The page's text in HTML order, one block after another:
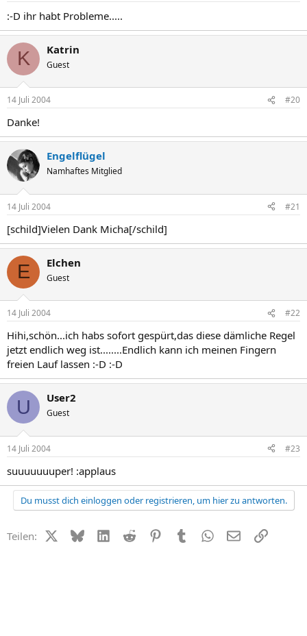
:-D ihr habt Probleme.....
K Katrin
Guest
14 Juli 2004 #20
Danke!
Engelflügel
Namhaftes Mitglied
14 Juli 2004 #21
[schild]Vielen Dank Micha[/schild]
E Elchen
Guest
14 Juli 2004 #22
Hihi,schön...ich habs sofort gespürt,das diese dämliche Regel
jetzt endlich weg ist........Endlich kann ich meinen Fingern
freien Lauf lassen :-D :-D
U User2
Guest
14 Juli 2004 #23
suuuuuuuper! :applaus
Du musst dich einloggen oder registrieren, um hier zu antworten.
Teilen: X (Twitter)
BlueskyLinkedIn
Reddit PinterestTumblr WhatsApp
E-MailLink